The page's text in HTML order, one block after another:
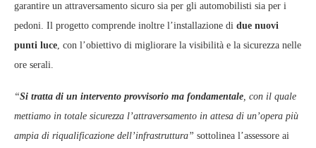
garantire un attraversamento sicuro sia per gli automobilisti sia per i
pedoni. Il progetto comprende inoltre l’installazione di due nuovi
punti luce, con l’obiettivo di migliorare la visibilità e la sicurezza nelle
ore serali.
“Si tratta di un intervento provvisorio ma fondamentale, con il quale
mettiamo in totale sicurezza l’attraversamento in attesa di un’opera più
ampia di riqualificazione dell’infrastruttura” sottolinea l’assessore ai